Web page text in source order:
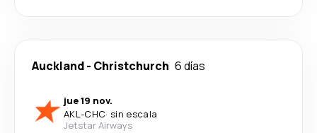
Auckland- Christchurch 6 días
jue 19 nov.
AKL-CHC· sin escala
Jetstar Airways